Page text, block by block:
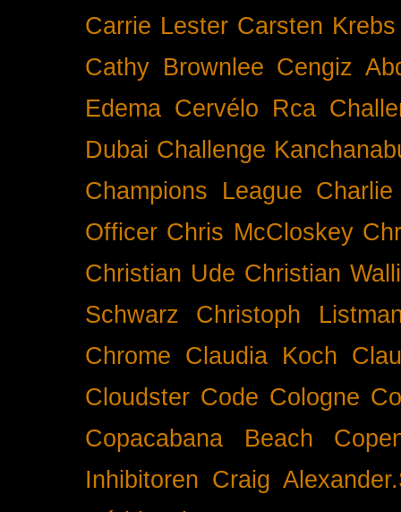
Carrie Lester Carsten Krebs
Cathy Brownlee Cengiz
Edema Cervélo Rca
Dubai Challenge
Champions League
Officer Chris McCloskey
Christian Ude Christian
Schwarz
Christoph
Chrome Claudia Koch
Cloudster Code Cologne
Copacabana Beach
Inhibitoren Craig